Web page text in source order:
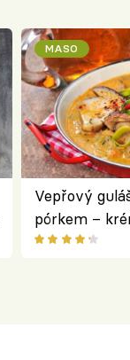
MASO
Vepřový
pórkem –
pokrm z